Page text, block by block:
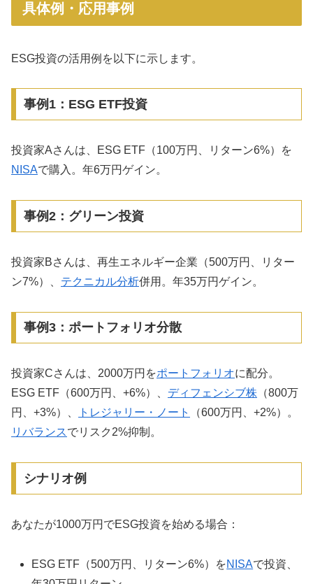
具体例・応用事例
ESG投資の活用例を以下に示します。
事例1：ESG ETF投資
投資家Aさんは、ESG ETF（100万円、リターン6%）を
NISAで購入。年6万円ゲイン。
事例2：グリーン投資
投資家Bさんは、再生エネルギー企業（500万円、リター
ン7%）、 テクニカル分析併用。年35万円ゲイン。
事例3：ポートフォリオ分散
投資家Cさんは、2000万円をポートフォリオに配分。
ESG ETF（600万円、+6%）、 ディフェンシブ株 （800万
円、+3%）、
トレジャリー・ノート
（600万円、+2%）。
リバランスでリスク2%抑制。
シナリオ例
あなたが1000万円でESG投資を始める場合：
ESG ETF（500万円、リターン6%）をNISAで投資、